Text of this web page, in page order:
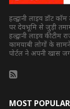
हल्द्वानी लाइव डॉट
पर देवभूमि से जुड़ी
हल्द्वानी लाइव की टीम
कामयाबी लोगों के
पोर्टल ने अपनी खास
MOST POPULAR